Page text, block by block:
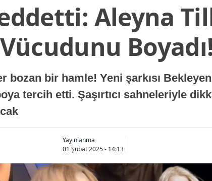
Aleyna
Boyadı!
bozan bir hamle! Yeni şarkısı
tercih etti. Şaşırtıcı sahneleriyle
Yayınlanma
01 Şubat 2025 - 14:13